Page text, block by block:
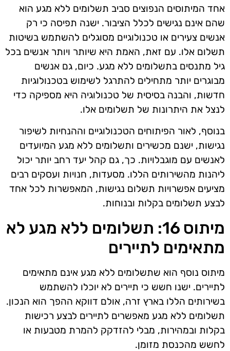
אחד המיתוסים הנפוצים סביב תשלומים ללא מגע הוא
שהם אינם נגישים לכלל הציבור. ישנה תפיסה כי רק
אנשים צעירים או טכנולוגיים מסוגלים להשתמש בשיטות
תשלום אלו. עם זאת, האמת היא שיותר ויותר אנשים בכל
גיל מתנסים בתשלומים ללא מגע. כיום, גם אנשים
מבוגרים יותר מתחילים להתרגל לשימוש בטכנולוגיות
חדשות, והבנה בסיסית של טכנולוגיה היא מספיקה כדי
לנצל את היתרונות של תשלומים אלו.
בנוסף, לאור הפיתוחים הטכנולוגיים וההנחיות לשיפור
נגישות, ישנם מכשירים ותשלומים ללא מגע המיועדים
לאנשים עם מוגבלויות. כך, גם קהל יעד רחב יותר יכול
ליהנות מהשירותים הללו. מסעדות, חנויות ועסקים רבים
מציעים אפשרויות תשלום נגישות, המאפשרות לכל אחד
לבצע תשלומים בקלות ובנוחות.
מיתוס 16: תשלומים ללא מגע לא
מתאימים לתיירים
מיתוס נוסף הוא שתשלומים ללא מגע אינם מתאימים
לתיירים. ישנו חשש כי תיירים לא יוכלו להשתמש
בשירותים הללו בארץ זרה, אולם דווקא ההפך הוא הנכון.
תשלומים ללא מגע מאפשרים לתיירים לבצע רכישות
בקלות ובמהירות, מבלי להזדקק להמרת מטבעות או
לחשש מהכנסת מזומן.